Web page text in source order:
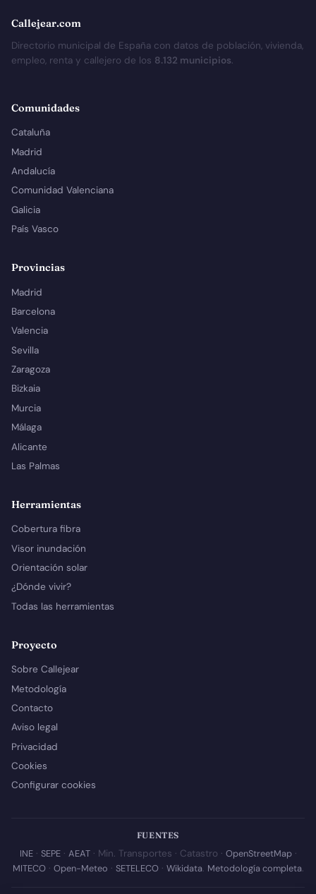
Callejear.com
Directorio municipal de España con datos de población, vivienda,
empleo, renta y callejero de los 8.132 municipios.
Comunidades
Cataluña
Madrid
Andalucía
Comunidad Valenciana
Galicia
País Vasco
Provincias
Madrid
Barcelona
Valencia
Sevilla
Zaragoza
Bizkaia
Murcia
Málaga
Alicante
Las Palmas
Herramientas
Cobertura fibra
Visor inundación
Orientación solar
¿Dónde vivir?
Todas las herramientas
Proyecto
Sobre Callejear
Metodología
Contacto
Aviso legal
Privacidad
Cookies
Configurar cookies
FUENTES
INE· SEPE· AEAT· Min. Transportes · Catastro · OpenStreetMap·
MITECO· Open-Meteo · SETELECO· Wikidata. Metodología completa.